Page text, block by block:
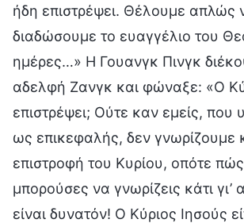
ήδη επιστρέψει. Θέλουμε απλώς
διαδώσουμε το ευαγγέλιο του
ημέρες…» Η Γουανγκ Πινγκ
αδελφή Ζανγκ και φώναξε: «Ο
επιστρέψει; Ούτε καν εμείς, που
ως επικεφαλής, δεν γνωρίζουμε
επιστροφή του Κυρίου, οπότε
μπορούσες να γνωρίζεις κάτι γι’
είναι δυνατόν! Ο Κύριος Ιησούς